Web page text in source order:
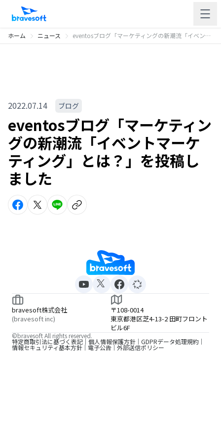
ホーム ニュース eventosブログ「マーケティングの新潮流「イベントマーケティング」とは？」を投稿しました
2022.07.14 ブログ
eventosブログ「マーケティン
グの新潮流「イベントマーケ
ティング」とは？」を投稿し
ました
bravesoft株式会社
(bravesoft inc)
〒108-0014
東京都港区芝4-13-2 田町フロント
ビル6F
特定商取引法に基づく表記 個人情報保護方針 GDPRデータ処理規約
情報セキュリティ基本方針 電子公告 外部送信ポリシー
©bravesoft All rights reserved.